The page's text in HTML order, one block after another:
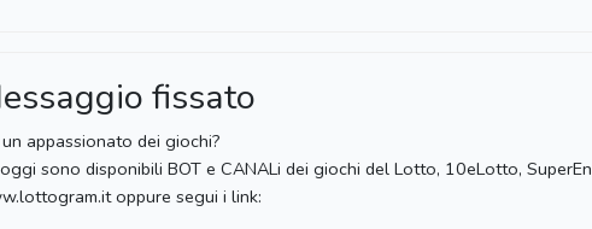
fissato
appassionato dei giochi?
sono disponibili BOT e CANALi dei giochi del Lotto, 10eLotto,
oppure segui i link: